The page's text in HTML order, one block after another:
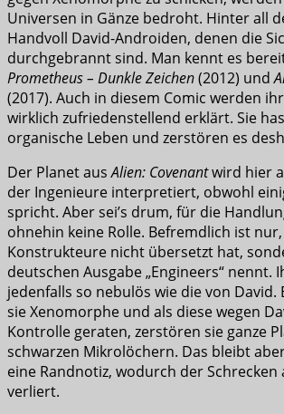
Universen in Gänze bedroht. Hinter all
Handvoll David-Androiden, denen die
durchgebrannt sind. Man kennt es
Prometheus – Dunkle Zeichen(2012) und
(2017). Auch in diesem Comic werden
wirklich zufriedenstellend erklärt. Sie
organische Leben und zerstören es
Der Planet ausAlien: Covenantwird hier
der Ingenieure interpretiert, obwohl
spricht. Aber sei’s drum, für die
ohnehin keine Rolle. Befremdlich ist
Konstrukteure nicht übersetzt hat,
deutschen Ausgabe „Engineers“ nennt.
jedenfalls so nebulös wie die von David.
sie Xenomorphe und als diese wegen
Kontrolle geraten, zerstören sie ganze
schwarzen Mikrolöchern. Das bleibt
eine Randnotiz, wodurch der Schrecken
verliert.